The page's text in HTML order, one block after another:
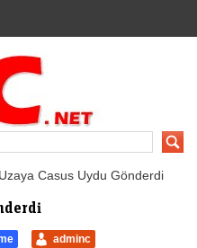
Casus Uydu Gönderdi
adminc